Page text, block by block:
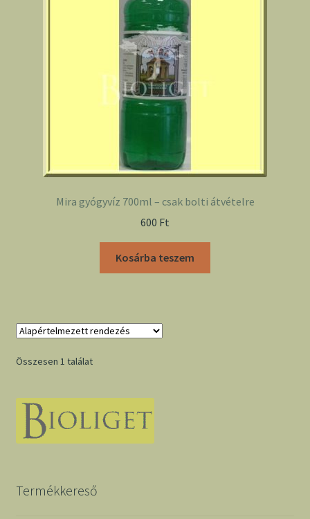
Mira gyógyvíz 700ml – csak bolti átvételre
600 Ft
Kosárba teszem
Összesen 1 találat
Termékkereső